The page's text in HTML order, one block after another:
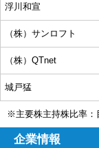
浮川和宣
（株）サンロフト
（株）QTnet
城戸猛
※主要株主持株比率：
企業情報